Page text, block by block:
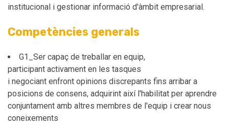
institucional i gestionar informació d'àmbit empresarial.
Competències generals
G1_Ser capaç de treballar en equip,
participant activament en les tasques
i negociant enfront opinions discrepants fins arribar a
posicions de consens, adquirint així l'habilitat per aprendre
conjuntament amb altres membres de l'equip i crear nous
coneixements